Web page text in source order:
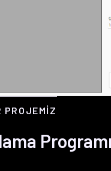
PROJEMIZ
Programı